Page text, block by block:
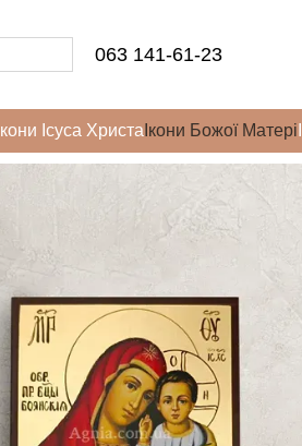
063 141-61-23
Ікони Ісуса Христа Ікони Божої Матері